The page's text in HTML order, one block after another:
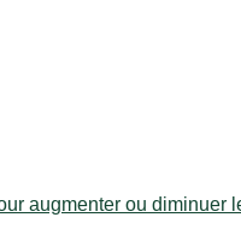
augmenter ou diminuer